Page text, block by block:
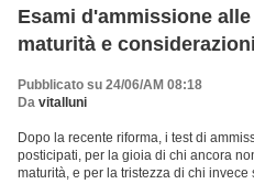
Esami d'ammissione
maturità e considerazioni
Pubblicato su 24/06/AM 08:18
Da vitalluni
Dopo la recente riforma, i test di
posticipati, per la gioia di chi ancora
maturità, e per la tristezza di chi